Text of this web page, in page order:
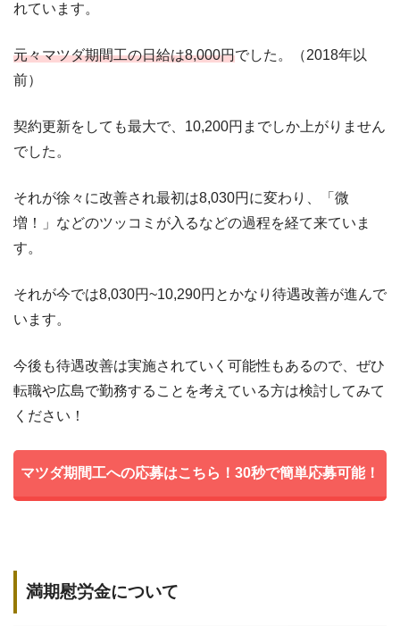
れています。
元々マツダ期間工の日給は8,000円でした。（2018年以
前）
契約更新をしても最大で、10,200円までしか上がりません
でした。
それが徐々に改善され最初は8,030円に変わり、「微
増！」などのツッコミが入るなどの過程を経て来ていま
す。
それが今では8,030円~10,290円とかなり待遇改善が進んで
います。
今後も待遇改善は実施されていく可能性もあるので、ぜひ
転職や広島で勤務することを考えている方は検討してみて
ください！
マツダ期間工への応募はこちら！30秒で簡単応募可能！
満期慰労金について